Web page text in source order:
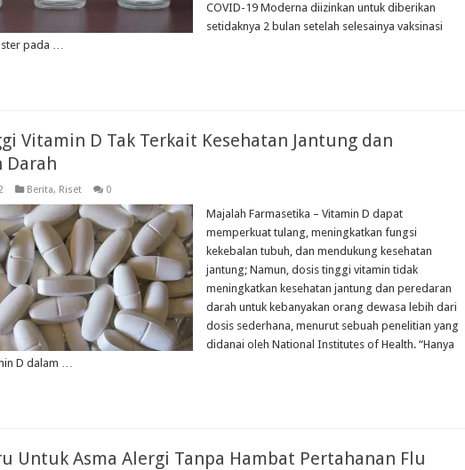
COVID-19 Moderna diizinkan untuk diberikan
setidaknya 2 bulan setelah selesainya vaksinasi
pada …
Vitamin D Tak Terkait Kesehatan Jantung dan
Darah
Berita, Riset 0
Majalah Farmasetika – Vitamin D dapat
memperkuat tulang, meningkatkan fungsi
kekebalan tubuh, dan mendukung kesehatan
jantung; Namun, dosis tinggi vitamin tidak
meningkatkan kesehatan jantung dan peredaran
darah untuk kebanyakan orang dewasa lebih dari
dosis sederhana, menurut sebuah penelitian yang
didanai oleh National Institutes of Health. “Hanya
D dalam …
Untuk Asma Alergi Tanpa Hambat Pertahanan Flu